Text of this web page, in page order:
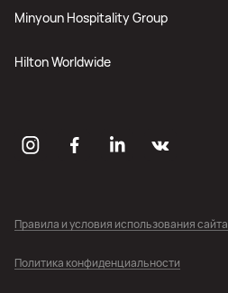
Minyoun Hospitality Group
Hilton Worldwide
Правила и условия использования сайта
Политика конфиденциальности